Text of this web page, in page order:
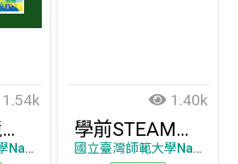
1.54k
融入遊戲競賽於體適能活動 APP
國立臺灣師範大學National Taiwan Normal University
1.40k
學前STEAM教育的發展與推廣
國立臺灣師範大學National Taiwan Normal University